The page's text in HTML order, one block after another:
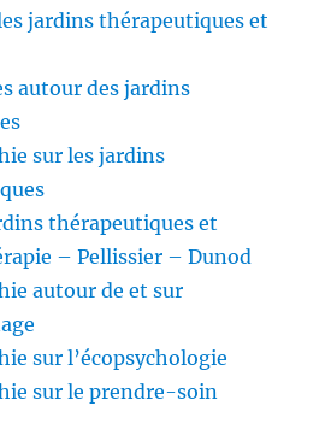
jardins thérapeutiques et
autour des jardins
sur les jardins
thérapeutiques et
– Pellissier – Dunod
autour de et sur
sur l’écopsychologie
sur le prendre-soin